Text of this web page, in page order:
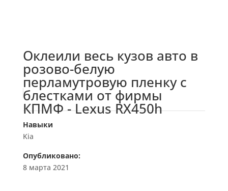
Оклеили весь кузов авто в
розово-белую
перламутровую пленку с
блестками от фирмы
КПМФ - Lexus RX450h
Навыки
Kia
Опубликовано:
8 марта 2021